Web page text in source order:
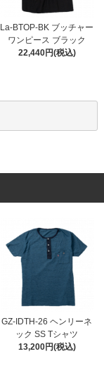
La-BTOP-BK ブッチャー
ワンピース ブラック
22,440円(税込)
GZ-IDTH-26 ヘンリーネ
ック SS Tシャツ
13,200円(税込)